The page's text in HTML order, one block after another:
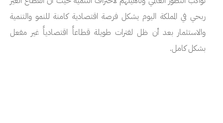
ربحي في المملكة اليوم يشكل فرصة اقتصادية كامنة للنمو والتنمية
والاستثمار بعد أن ظل لفترات طويلة قطاعاً اقتصادياً غير مفعل
بشكل كامل.